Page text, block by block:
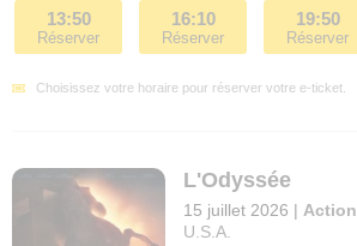
13:50
Réserver
16:10
Réserver
19:50
Réserver
Choisissez votre horaire pour réserver votre e-ticket.
L'Odyssée
15 juillet 2026 | Action
U.S.A.